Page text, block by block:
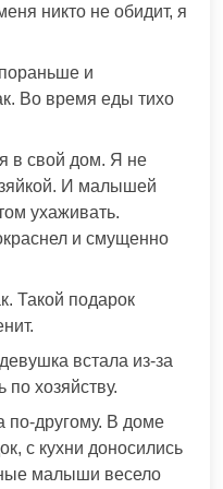
никто не обидит, я
и
Во время еды тихо
в свой дом. Я не
И малышей
ухаживать.
и смущенно
Такой подарок
встала из-за
по хозяйству.
по-другому. В доме
с кухни доносились
малыши весело